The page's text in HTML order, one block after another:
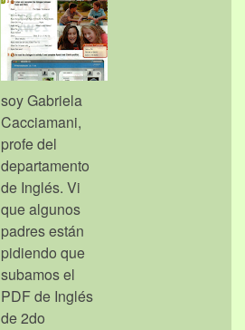
soy Gabriela
Cacciamani,
profe del
departamento
de Inglés. Vi
que algunos
padres están
pidiendo que
subamos el
PDF de Inglés
de 2do